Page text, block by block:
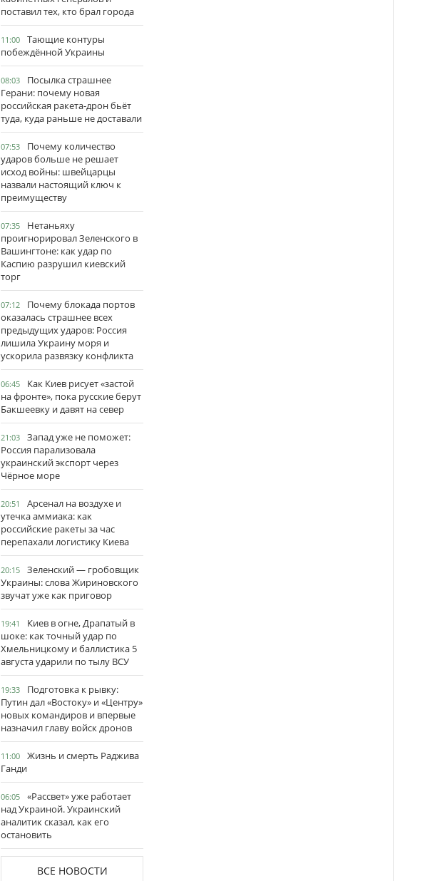
поставил тех, кто брал города
11:00
Тающие контуры
побеждённой Украины
08:03
Посылка страшнее
Герани: почему новая
российская ракета-дрон бьёт
туда, куда раньше не доставали
07:53
Почему количество
ударов больше не решает
исход войны: швейцарцы
назвали настоящий ключ к
преимуществу
07:35
Нетаньяху
проигнорировал Зеленского в
Вашингтоне: как удар по
Каспию разрушил киевский
торг
07:12
Почему блокада портов
оказалась страшнее всех
предыдущих ударов: Россия
лишила Украину моря и
ускорила развязку конфликта
06:45
Как Киев рисует «застой
на фронте», пока русские берут
Бакшеевку и давят на север
21:03
Запад уже не поможет:
Россия парализовала
украинский экспорт через
Чёрное море
20:51
Арсенал на воздухе и
утечка аммиака: как
российские ракеты за час
перепахали логистику Киева
20:15
Зеленский — гробовщик
Украины: слова Жириновского
звучат уже как приговор
19:41
Киев в огне, Драпатый в
шоке: как точный удар по
Хмельницкому и баллистика 5
августа ударили по тылу ВСУ
19:33
Подготовка к рывку:
Путин дал «Востоку» и «Центру»
новых командиров и впервые
назначил главу войск дронов
11:00
Жизнь и смерть Раджива
Ганди
06:05
«Рассвет» уже работает
над Украиной. Украинский
аналитик сказал, как его
остановить
ВСЕ НОВОСТИ